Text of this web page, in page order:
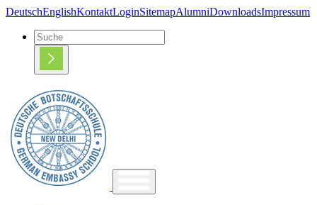
DeutschEnglishKontaktLoginSitemapAlumniDownloadsImpressum